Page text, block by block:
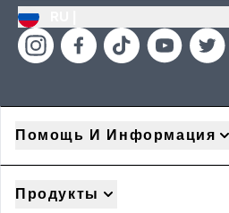
Помощь И Информация
Продукты